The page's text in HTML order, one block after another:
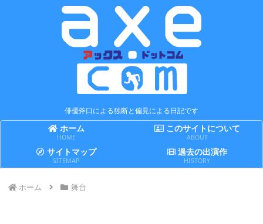
俳優斧口による独断と偏見による日記です
ホーム
HOME
このサイトについて
ABOUT
サイトマップ
SITEMAP
過去の出演作
HISTORY
ホーム 舞台